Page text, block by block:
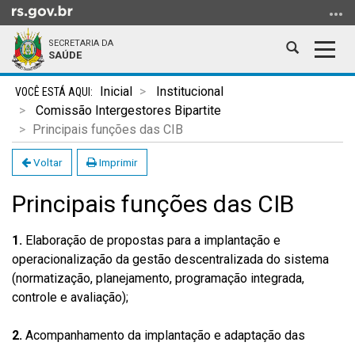
para
conteúdo
menu
para
busca
SECRETARIA DA
SAÚDE
Abrir
Início
conteúdo
Inicial
Institucional
Comissão Intergestores Bipartite
Principais funções das CIB
Voltar Imprimir
Principais funções das CIB
1. Elaboração de propostas para a implantação e
operacionalização da gestão descentralizada do sistema
(normatização, planejamento, programação integrada,
controle e avaliação);
2. Acompanhamento da implantação e adaptação das